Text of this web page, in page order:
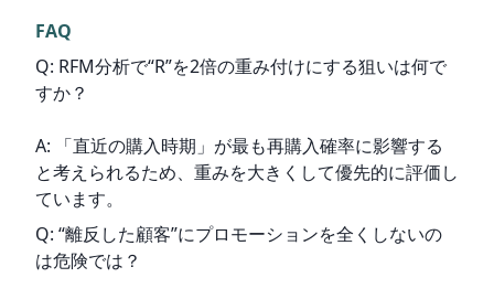
FAQ
Q: RFM分析で“R”を2倍の重み付けにする狙いは何で
すか？
A: 「直近の購入時期」が最も再購入確率に影響する
と考えられるため、重みを大きくして優先的に評価し
ています。
Q: “離反した顧客”にプロモーションを全くしないの
は危険では？